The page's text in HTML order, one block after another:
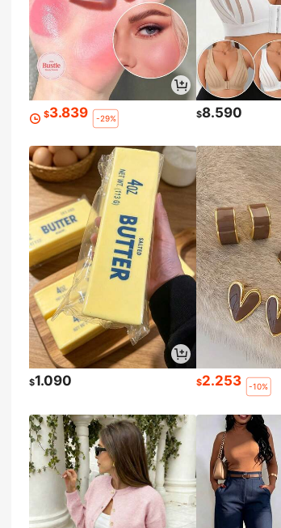
$3.839 -29% $8.590
$1.090 $2.253 -10%